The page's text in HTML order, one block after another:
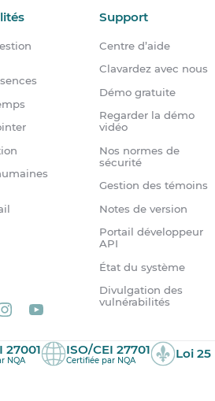
Support
Centre d’aide
Clavardez avec nous
Démo gratuite
Regarder la démo
vidéo
Nos normes de
sécurité
Gestion des témoins
Notes de version
Portail développeur
API
État du système
Divulgation des
vulnérabilités
27001
NQA
ISO/CEI 27701
Certifiée par NQA Loi 25